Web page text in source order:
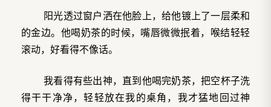
阳光透过窗户洒在他脸上，给他镀上了一层柔和
的金边。他喝奶茶的时候，嘴唇微微抿着，喉结轻轻
滚动，好看得不像话。
我看得有些出神，直到他喝完奶茶，把空杯子洗
得干干净净，轻轻放在我的桌角，我才猛地回过神